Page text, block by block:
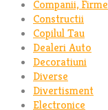
Companii, Firme
Constructii
Copilul Tau
Dealeri Auto
Decoratiuni
Diverse
Divertisment
Electronice